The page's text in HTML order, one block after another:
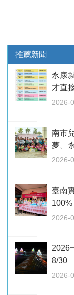
推薦新聞
永康
才直
2026-
南市
夢、
2026-
臺南
100%
2026-
2026
8/30
2026-